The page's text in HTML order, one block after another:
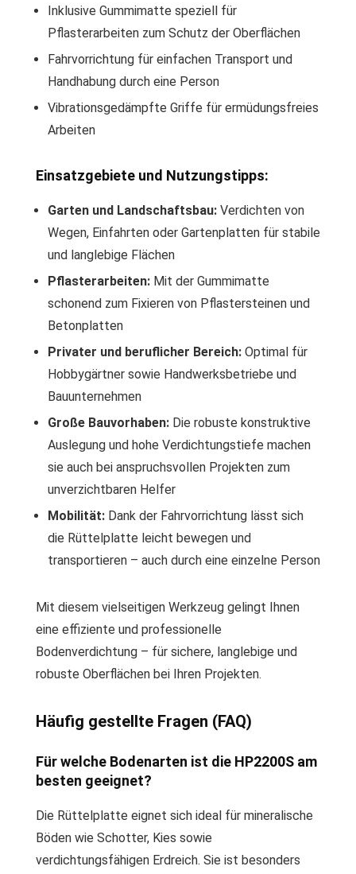
Inklusive Gummimatte speziell für
Pflasterarbeiten zum Schutz der Oberflächen
Fahrvorrichtung für einfachen Transport und
Handhabung durch eine Person
Vibrationsgedämpfte Griffe für ermüdungsfreies
Arbeiten
Einsatzgebiete und Nutzungstipps:
Garten und Landschaftsbau: Verdichten von
Wegen, Einfahrten oder Gartenplatten für stabile
und langlebige Flächen
Pflasterarbeiten: Mit der Gummimatte
schonend zum Fixieren von Pflastersteinen und
Betonplatten
Privater und beruflicher Bereich: Optimal für
Hobbygärtner sowie Handwerksbetriebe und
Bauunternehmen
Große Bauvorhaben: Die robuste konstruktive
Auslegung und hohe Verdichtungstiefe machen
sie auch bei anspruchsvollen Projekten zum
unverzichtbaren Helfer
Mobilität: Dank der Fahrvorrichtung lässt sich
die Rüttelplatte leicht bewegen und
transportieren – auch durch eine einzelne Person
Mit diesem vielseitigen Werkzeug gelingt Ihnen
eine effiziente und professionelle
Bodenverdichtung – für sichere, langlebige und
robuste Oberflächen bei Ihren Projekten.
Häufig gestellte Fragen (FAQ)
Für welche Bodenarten ist die HP2200S am
besten geeignet?
Die Rüttelplatte eignet sich ideal für mineralische
Böden wie Schotter, Kies sowie
verdichtungsfähigen Erdreich. Sie ist besonders